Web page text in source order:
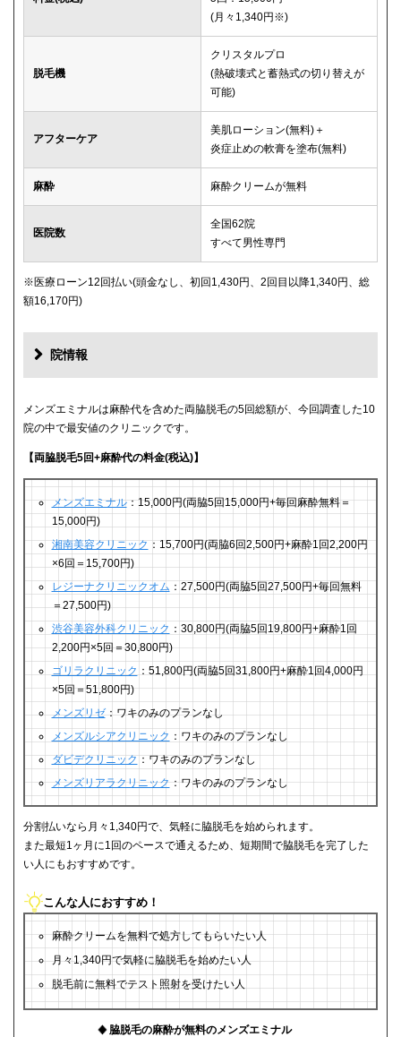
(月々1,340円※)
脱毛機
クリスタルプロ
(熱破壊式と蓄熱式の切り替えが
可能)
アフターケア
美肌ローション(無料)＋
炎症止めの軟膏を塗布(無料)
麻酔 麻酔クリームが無料
医院数
全国62院
すべて男性専門
※医療ローン12回払い(頭金なし、初回1,430円、2回目以降1,340円、総
額16,170円)
院情報
メンズエミナルは麻酔代を含めた両脇脱毛の5回総額が、今回調査した10
院の中で最安値のクリニックです。
【両脇脱毛5回+麻酔代の料金(税込)】
メンズエミナル：15,000円(両脇5回15,000円+毎回麻酔無料＝
15,000円)
湘南美容クリニック：15,700円(両脇6回2,500円+麻酔1回2,200円
×6回＝15,700円)
レジーナクリニックオム ：27,500円(両脇5回27,500円+毎回無料
＝27,500円)
渋谷美容外科クリニック ：30,800円(両脇5回19,800円+麻酔1回
2,200円×5回＝30,800円)
ゴリラクリニック ：51,800円(両脇5回31,800円+麻酔1回4,000円
×5回＝51,800円)
メンズリゼ：ワキのみのプランなし
メンズルシアクリニック ：ワキのみのプランなし
ダビデクリニック：ワキのみのプランなし
メンズリアラクリニック：ワキのみのプランなし
分割払いなら月々1,340円で、気軽に脇脱毛を始められます。
また最短1ヶ月に1回のペースで通えるため、短期間で脇脱毛を完了した
い人にもおすすめです。
こんな人におすすめ！
麻酔クリームを無料で処方してもらいたい人
月々1,340円で気軽に脇脱毛を始めたい人
脱毛前に無料でテスト照射を受けたい人
脇脱毛の麻酔が無料のメンズエミナル